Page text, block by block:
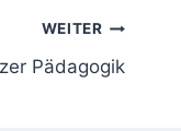
WEITER
Pädagogik